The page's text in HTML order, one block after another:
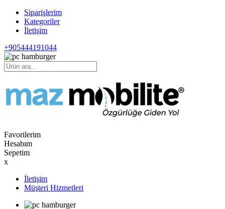
Siparişlerim
Kategoriler
İletişim
+905444191044
Favorilerim
Hesabım
Sepetim
x
İletişim
Müşteri Hizmetleri